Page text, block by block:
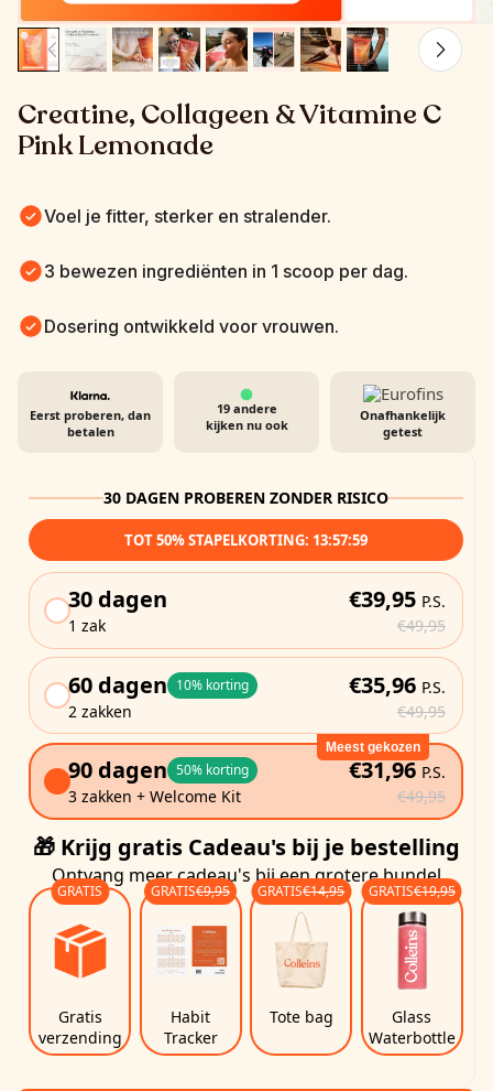
Creatine, Collageen & Vitamine C
Pink Lemonade
Voel je fitter, sterker en stralender.
3 bewezen ingrediënten in 1 scoop per dag.
Dosering ontwikkeld voor vrouwen.
Eerst proberen, dan
betalen
19andere
kijken nu ook
Onafhankelijk
getest
30 DAGEN PROBEREN ZONDER RISICO
TOT 50% STAPELKORTING: 13:57:57
30 dagen
1 zak
€39,95 P.S.
€49,95
60 dagen 10% korting
2 zakken
€35,96 P.S.
€49,95
Meest gekozen
90 dagen 50% korting
3 zakken + Welcome Kit
€31,96 P.S.
€49,95
🎁 Krijg gratis Cadeau's bij je bestelling
Ontvang meer cadeau's bij een grotere bundel
Gratis
verzending
GRATIS
Habit
Tracker
GRATIS€9,95
Tote bag
GRATIS€14,95
Glass
Waterbottle
GRATIS€19,95